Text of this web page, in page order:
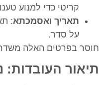
קריטי כדי למנוע
תאריך ואסמכתא
על סדר.
חוסר בפרטים האלה משדר
תיאור העובדות: